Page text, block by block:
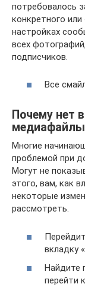
потребовалось
конкретного
настройках
всех
подписчиков.
Все
Почему нет
медиафайлы
Многие
проблемой при
Могут не
этого, вам, как
некоторые
рассмотреть.
вкладку
Найдите
перейти